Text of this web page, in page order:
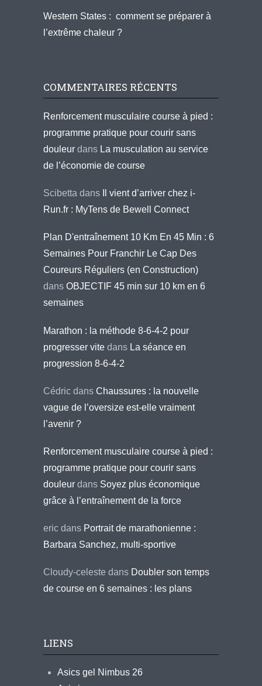
Western States : comment se préparer à
l’extrême chaleur ?
COMMENTAIRES RÉCENTS
Renforcement musculaire course à pied :
programme pratique pour courir sans
douleur dans La musculation au service
de l’économie de course
Scibetta dans
Il vient d’arriver chez i-
Run.fr : MyTens de Bewell Connect
Plan D'entraînement 10 Km En 45 Min : 6
Semaines Pour Franchir Le Cap Des
Coureurs Réguliers (en Construction)
dans OBJECTIF 45 min sur 10 km en 6
semaines
Marathon : la méthode 8-6-4-2 pour
progresser vite dans La séance en
progression 8-6-4-2
Cédric dans Chaussures : la nouvelle
vague de l’oversize est-elle vraiment
l’avenir ?
Renforcement musculaire course à pied :
programme pratique pour courir sans
douleur dans Soyez plus économique
grâce à l’entraînement de la force
eric dans Portrait de marathonienne :
Barbara Sanchez, multi-sportive
Cloudy-celeste dans Doubler son temps
de course en 6 semaines : les plans
LIENS
Asics gel Nimbus 26